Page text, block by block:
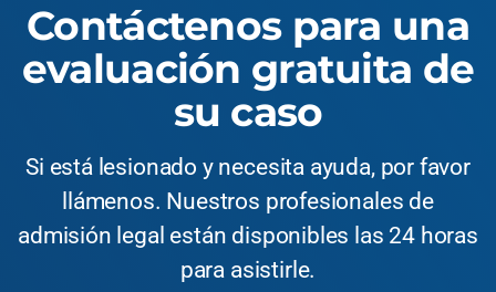
Contáctenos para una
evaluación gratuita de
su caso
Si está lesionado y necesita ayuda, por favor
llámenos. Nuestros profesionales de
admisión legal están disponibles las 24 horas
para asistirle.